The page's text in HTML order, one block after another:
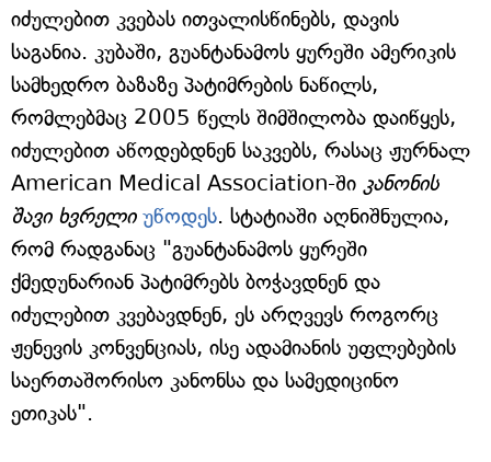
იძულებით კვებას ითვალისწინებს, დავის
საგანია. კუბაში, გუანტანამოს ყურეში ამერიკის
სამხედრო ბაზაზე პატიმრების ნაწილს,
რომლებმაც 2005 წელს შიმშილობა დაიწყეს,
იძულებით აწოდებდნენ საკვებს, რასაც ჟურნალ
American Medical Association-ში კანონის
შავი ხვრელი უწოდეს. სტატიაში აღნიშნულია,
რომ რადგანაც "გუანტანამოს ყურეში
ქმედუნარიან პატიმრებს ბოჭავდნენ და
იძულებით კვებავდნენ, ეს არღვევს როგორც
ჟენევის კონვენციას, ისე ადამიანის უფლებების
საერთაშორისო კანონსა და სამედიცინო
ეთიკას".